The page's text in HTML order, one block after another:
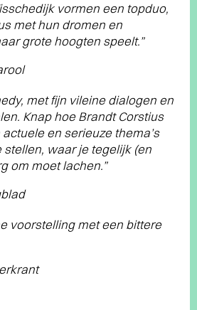
vormen een topduo,
met hun dromen en
grote hoogten speelt.”
met fijn vileine dialogen en
Knap hoe Brandt Corstius
en serieuze thema’s
stellen, waar je tegelijk (en
om moet lachen.”
voorstelling met een bittere